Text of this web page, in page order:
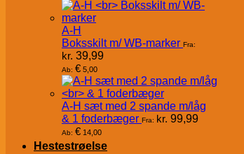
A-H
Boksskilt m/ WB-marker Fra:
kr. 39,99
Ab: € 5,00
A-H sæt med 2 spande m/låg
& 1 foderbæger Fra: kr. 99,99
Ab: € 14,00
Hestestrøelse